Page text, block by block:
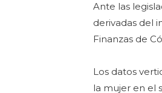
Ante las
derivadas del
Finanzas de
Los datos
la mujer en el